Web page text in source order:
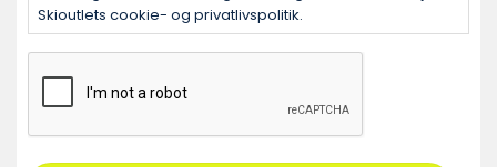
Skioutlets cookie- og privatlivspolitik.